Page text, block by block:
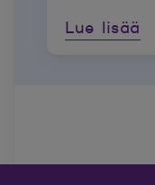
Lue lisää